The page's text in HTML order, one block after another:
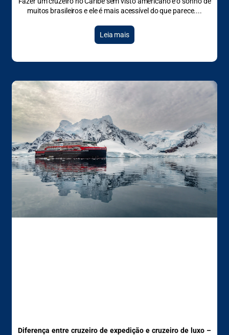
muitos brasileiros e ele é mais acessível do que parece.
Leia mais
Diferença entre cruzeiro de expedição e cruzeiro de luxo –